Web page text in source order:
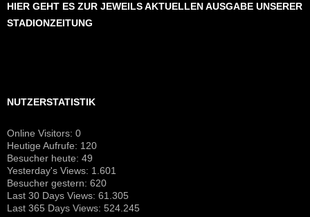
HIER GEHT ES ZUR JEWEILS AKTUELLEN AUSGABE UNSERER
STADIONZEITUNG
NUTZERSTATISTIK
Online Visitors: 0
Heutige Aufrufe: 120
Besucher heute: 49
Yesterday's Views: 1.601
Besucher gestern: 620
Last 30 Days Views: 61.305
Last 365 Days Views: 524.245